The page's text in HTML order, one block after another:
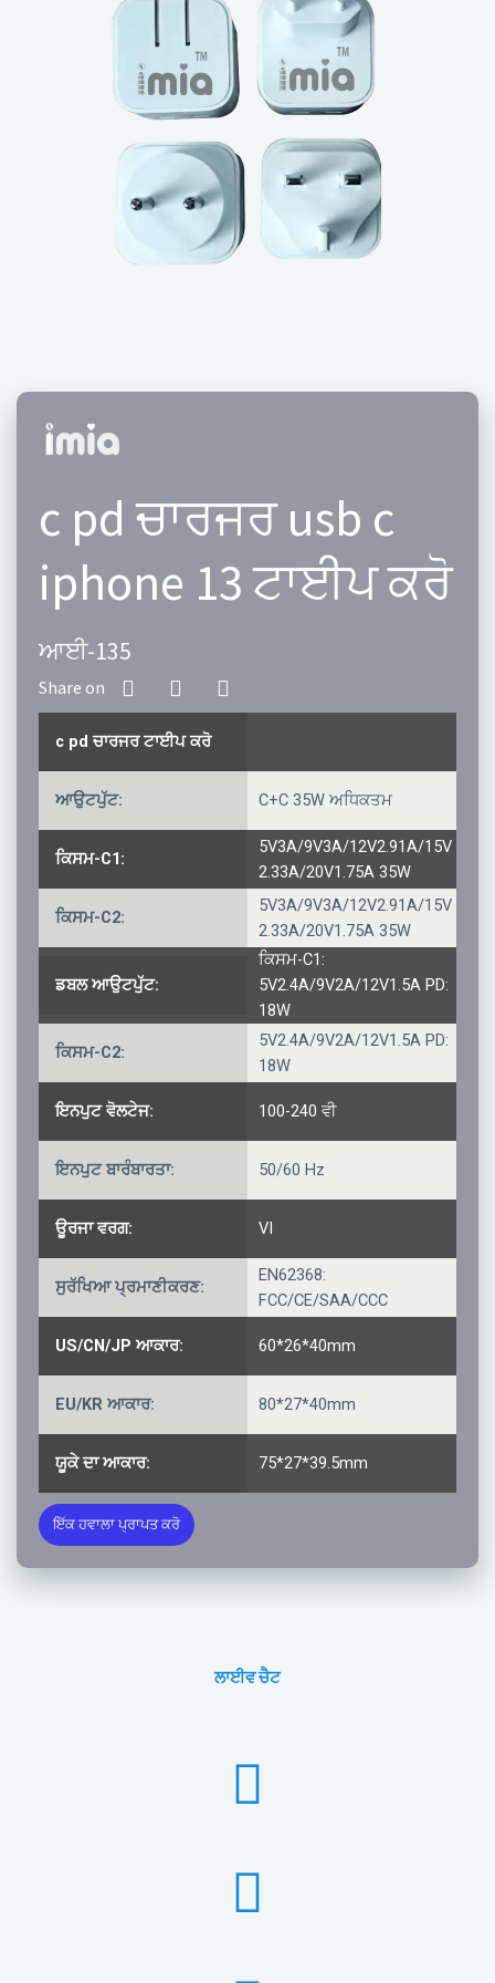
c pd ਚਾਰਜਰ usb c
iphone 13 ਟਾਈਪ ਕਰੋ
ਆਈ-135
c pd ਚਾਰਜਰ ਟਾਈਪ ਕਰੋ
ਆਉਟਪੁੱਟ: C+C 35W ਅਧਿਕਤਮ
ਕਿਸਮ-C1:
5V3A/9V3A/12V2.91A/15V
2.33A/20V1.75A 35W
ਕਿਸਮ-C2:
5V3A/9V3A/12V2.91A/15V
2.33A/20V1.75A 35W
ਡਬਲ ਆਉਟਪੁੱਟ:
ਕਿਸਮ-C1:
5V2.4A/9V2A/12V1.5A PD:
18W
ਕਿਸਮ-C2:
5V2.4A/9V2A/12V1.5A PD:
18W
ਇਨਪੁਟ ਵੋਲਟੇਜ: 100-240 ਵੀ
ਇਨਪੁਟ ਬਾਰੰਬਾਰਤਾ: 50/60 Hz
ਊਰਜਾ ਵਰਗ: VI
ਸੁਰੱਖਿਆ ਪ੍ਰਮਾਣੀਕਰਣ:
EN62368:
FCC/CE/SAA/CCC
US/CN/JP ਆਕਾਰ: 60*26*40mm
EU/KR ਆਕਾਰ: 80*27*40mm
ਯੂਕੇ ਦਾ ਆਕਾਰ: 75*27*39.5mm
ਇੱਕ ਹਵਾਲਾ ਪ੍ਰਾਪਤ ਕਰੋ
ਲਾਈਵ ਚੈਟ